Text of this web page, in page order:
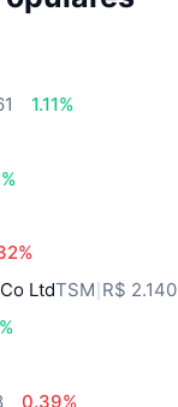
1.11%
LtdTSM R$
0.39%